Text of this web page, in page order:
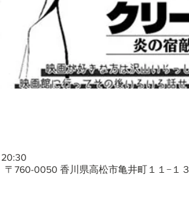
20:30
〒760-0050 香川県高松市亀井町１１−１３